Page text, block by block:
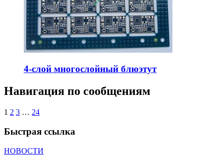
4-слой многослойный блюэтут
Навигация по сообщениям
1 2 3 … 24
Быстрая ссылка
НОВОСТИ